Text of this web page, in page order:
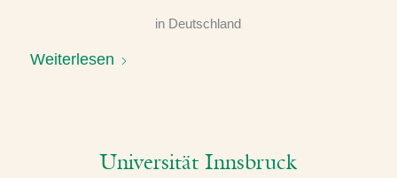
in Deutschland
Weiterlesen
Universität Innsbruck